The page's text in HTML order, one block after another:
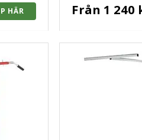
Från 1 240